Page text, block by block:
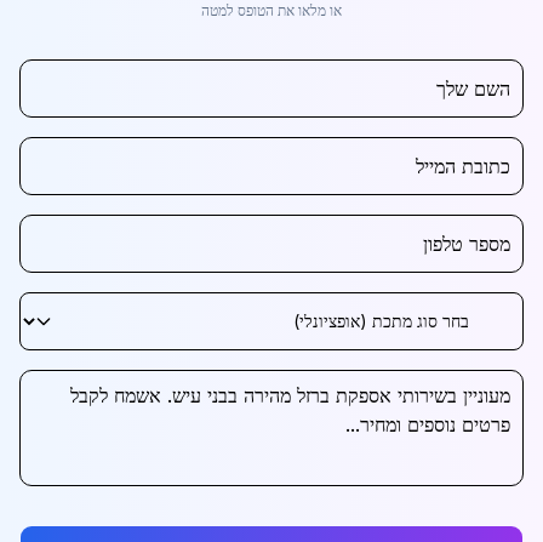
או מלאו את הטופס למטה